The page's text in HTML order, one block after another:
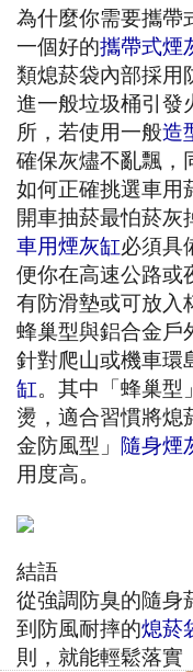
為什麼你需要攜帶
一個好的攜帶式煙
類熄菸袋內部採用
進一般垃圾桶引發
所，若使用一般造
確保灰燼不亂飄，
如何正確挑選車用
開車抽菸最怕菸灰
車用煙灰缸必須具
便你在高速公路或
有防滑墊或可放入
蜂巢型與鋁合金戶
針對爬山或機車環
缸。其中「蜂巢
燙，適合習慣將熄
金防風型」 隨身煙
用度高。
結語
從強調防臭的隨身
到防風耐摔的熄菸
則，就能輕鬆落